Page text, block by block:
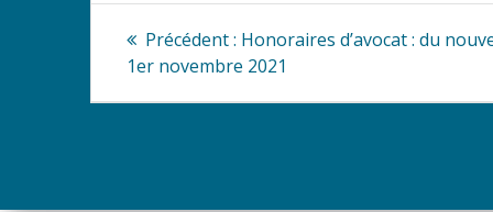
Navigation
de
Précédent : Article
précédent
Honoraires d’avocat : du
1er novembre 2021